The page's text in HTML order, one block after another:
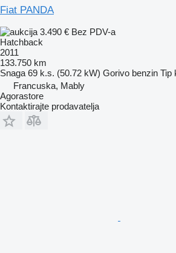
Fiat PANDA
3.490 € Bez PDV-a
Hatchback
2011
133.750 km
Snaga 69 k.s. (50.72 kW) Gorivo benzin Tip
Francuska, Mably
Agorastore
Kontaktirajte prodavatelja